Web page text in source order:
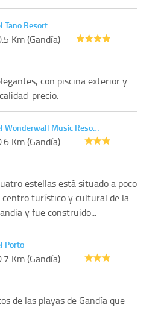
Tano Resort
Km (Gandía)
con piscina exterior y
precio.
Wonderwall Music Reso…
Km (Gandía)
estellas está situado a poco
centro turístico y cultural de la
y fue construido...
Porto
Km (Gandía)
de las playas de Gandía que